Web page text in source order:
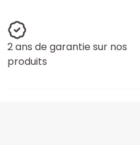
2 ans de garantie sur nos
produits